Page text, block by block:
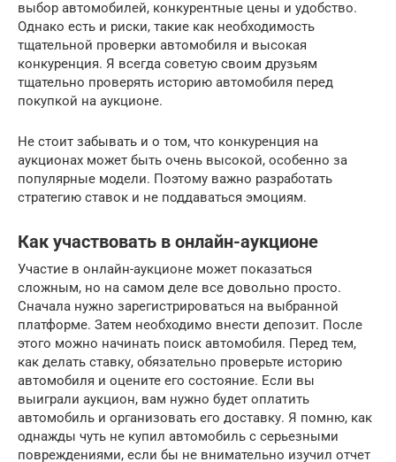
выбор автомобилей, конкурентные цены и удобство.
Однако есть и риски, такие как необходимость
тщательной проверки автомобиля и высокая
конкуренция. Я всегда советую своим друзьям
тщательно проверять историю автомобиля перед
покупкой на аукционе.
Не стоит забывать и о том, что конкуренция на
аукционах может быть очень высокой, особенно за
популярные модели. Поэтому важно разработать
стратегию ставок и не поддаваться эмоциям.
Как участвовать в онлайн-аукционе
Участие в онлайн-аукционе может показаться
сложным, но на самом деле все довольно просто.
Сначала нужно зарегистрироваться на выбранной
платформе. Затем необходимо внести депозит. После
этого можно начинать поиск автомобиля. Перед тем,
как делать ставку, обязательно проверьте историю
автомобиля и оцените его состояние. Если вы
выиграли аукцион, вам нужно будет оплатить
автомобиль и организовать его доставку. Я помню, как
однажды чуть не купил автомобиль с серьезными
повреждениями, если бы не внимательно изучил отчет